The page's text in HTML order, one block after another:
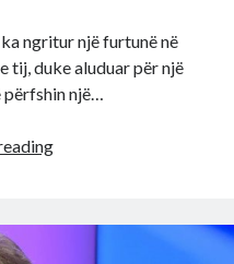
ngritur një furtunë në
tij, duke aluduar për një
përfshin një…
Sk*ndali
Pecit